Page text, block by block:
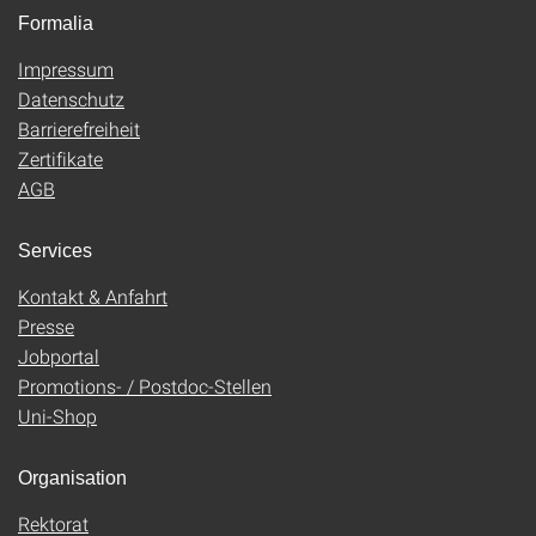
Formalia
Impressum
Datenschutz
Barrierefreiheit
Zertifikate
AGB
Services
Kontakt & Anfahrt
Presse
Jobportal
Promotions- / Postdoc-Stellen
Uni-Shop
Organisation
Rektorat